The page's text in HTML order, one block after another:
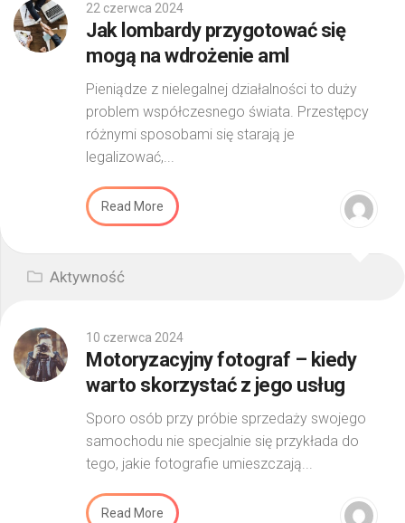
22 czerwca 2024
Jak lombardy przygotować się
mogą na wdrożenie aml
Pieniądze z nielegalnej działalności to duży
problem współczesnego świata. Przestępcy
różnymi sposobami się starają je
legalizować,...
Read More
Aktywność
10 czerwca 2024
Motoryzacyjny fotograf – kiedy
warto skorzystać z jego usług
Sporo osób przy próbie sprzedaży swojego
samochodu nie specjalnie się przykłada do
tego, jakie fotografie umieszczają...
Read More